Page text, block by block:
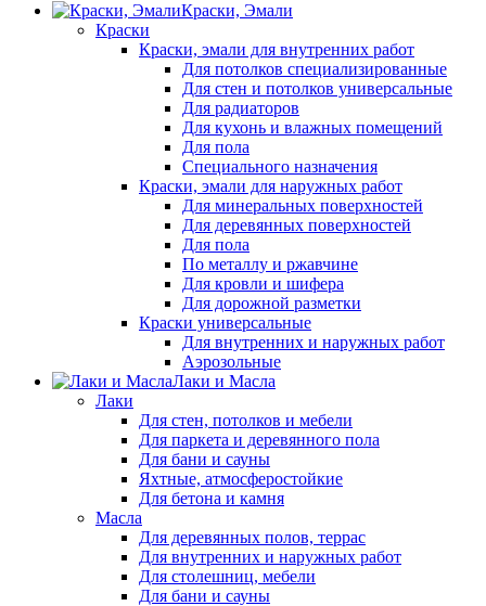
Краски, Эмали
Краски
Краски, эмали для внутренних работ
Для потолков специализированные
Для стен и потолков универсальные
Для радиаторов
Для кухонь и влажных помещений
Для пола
Специального назначения
Краски, эмали для наружных работ
Для минеральных поверхностей
Для деревянных поверхностей
Для пола
По металлу и ржавчине
Для кровли и шифера
Для дорожной разметки
Краски универсальные
Для внутренних и наружных работ
Аэрозольные
Лаки и Масла
Лаки
Для стен, потолков и мебели
Для паркета и деревянного пола
Для бани и сауны
Яхтные, атмосферостойкие
Для бетона и камня
Масла
Для деревянных полов, террас
Для внутренних и наружных работ
Для столешниц, мебели
Для бани и сауны